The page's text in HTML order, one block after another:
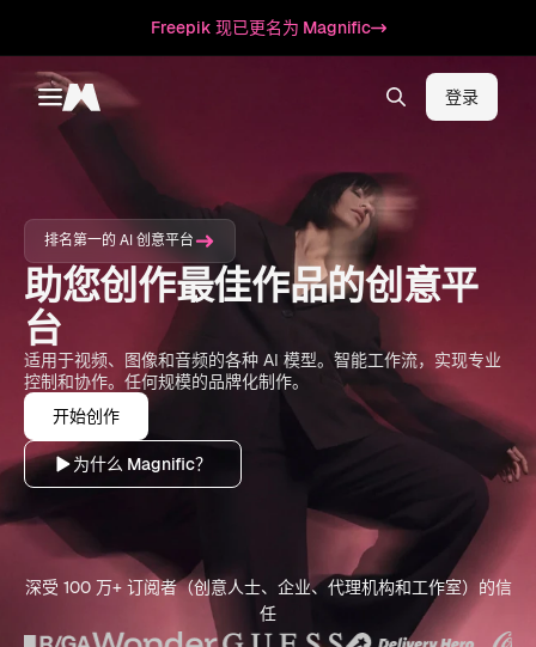
Freepik 现已更名为 Magnific
Toggle menu
Magnific 登录
排名第一的 AI 创意平台
助您创作最佳作品的创意平
台
适用于视频、图像和音频的各种 AI 模型。智能工作流，实现专业
控制和协作。任何规模的品牌化制作。
开始创作
为什么 Magnific？
深受 100 万+ 订阅者（创意人士、企业、代理机构和工作室）的信
任